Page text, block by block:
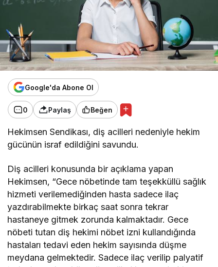
Google'da Abone Ol
0 Paylaş Beğen
Hekimsen Sendikası, diş acilleri nedeniyle hekim
gücünün israf edildiğini savundu.
Diş acilleri konusunda bir açıklama yapan
Hekimsen, “Gece nöbetinde tam teşekküllü sağlık
hizmeti verilemediğinden hasta sadece ilaç
yazdırabilmekte birkaç saat sonra tekrar
hastaneye gitmek zorunda kalmaktadır. Gece
nöbeti tutan diş hekimi nöbet izni kullandığında
hastaları tedavi eden hekim sayısında düşme
meydana gelmektedir. Sadece ilaç verilip palyatif